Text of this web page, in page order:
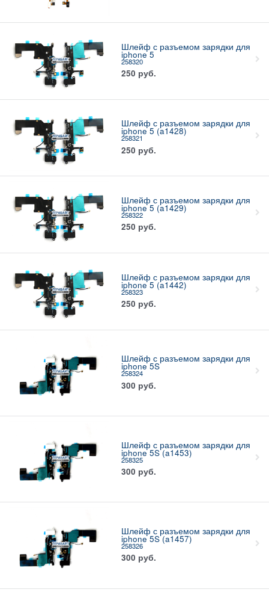
Шлейф с разъемом зарядки для
iphone 5
258320
250 руб.
Шлейф с разъемом зарядки для
iphone 5 (a1428)
258321
250 руб.
Шлейф с разъемом зарядки для
iphone 5 (a1429)
258322
250 руб.
Шлейф с разъемом зарядки для
iphone 5 (a1442)
258323
250 руб.
Шлейф с разъемом зарядки для
iphone 5S
258324
300 руб.
Шлейф с разъемом зарядки для
iphone 5S (a1453)
258325
300 руб.
Шлейф с разъемом зарядки для
iphone 5S (a1457)
258326
300 руб.